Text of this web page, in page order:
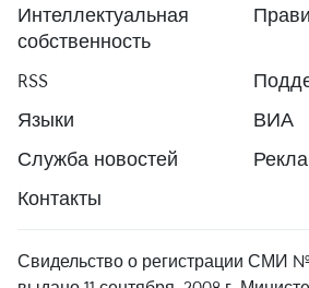
Интеллектуальная
собственность
RSS
Языки
ВИА
Служба новостей
Контакты
Свидельство о регистрации СМИ №